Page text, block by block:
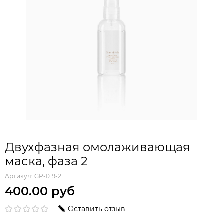
Двухфазная омолаживающая
маска, фаза 2
Артикул: GP-019-2
400.00 руб
Оставить отзыв